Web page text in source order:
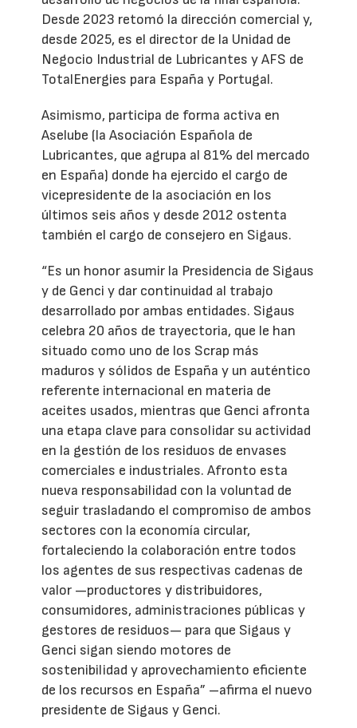
Desde 2023 retomó la dirección comercial y,
desde 2025, es el director de la Unidad de
Negocio Industrial de Lubricantes y AFS de
TotalEnergies para España y Portugal.
Asimismo, participa de forma activa en
Aselube (la Asociación Española de
Lubricantes, que agrupa al 81% del mercado
en España) donde ha ejercido el cargo de
vicepresidente de la asociación en los
últimos seis años y desde 2012 ostenta
también el cargo de consejero en Sigaus.
“Es un honor asumir la Presidencia de Sigaus
y de Genci y dar continuidad al trabajo
desarrollado por ambas entidades. Sigaus
celebra 20 años de trayectoria, que le han
situado como uno de los Scrap más
maduros y sólidos de España y un auténtico
referente internacional en materia de
aceites usados, mientras que Genci afronta
una etapa clave para consolidar su actividad
en la gestión de los residuos de envases
comerciales e industriales. Afronto esta
nueva responsabilidad con la voluntad de
seguir trasladando el compromiso de ambos
sectores con la economía circular,
fortaleciendo la colaboración entre todos
los agentes de sus respectivas cadenas de
valor —productores y distribuidores,
consumidores, administraciones públicas y
gestores de residuos— para que Sigaus y
Genci sigan siendo motores de
sostenibilidad y aprovechamiento eficiente
de los recursos en España” –afirma el nuevo
presidente de Sigaus y Genci.